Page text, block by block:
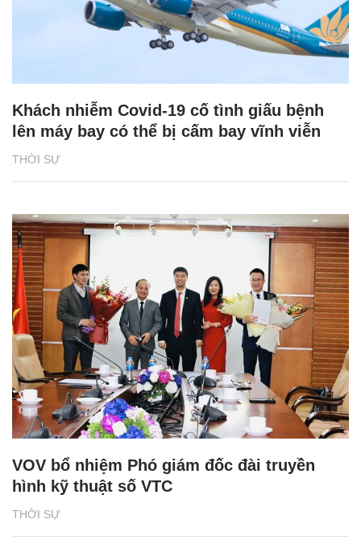
THỜI SỰ
Khách nhiễm Covid-19 cố tình giấu bệnh
lên máy bay có thể bị cấm bay vĩnh viễn
THỜI SỰ
VOV bổ nhiệm Phó giám đốc đài truyền
hình kỹ thuật số VTC